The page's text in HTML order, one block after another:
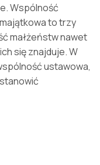
Wspólność
to trzy
małżeństw nawet
się znajduje. W
ustawowa,